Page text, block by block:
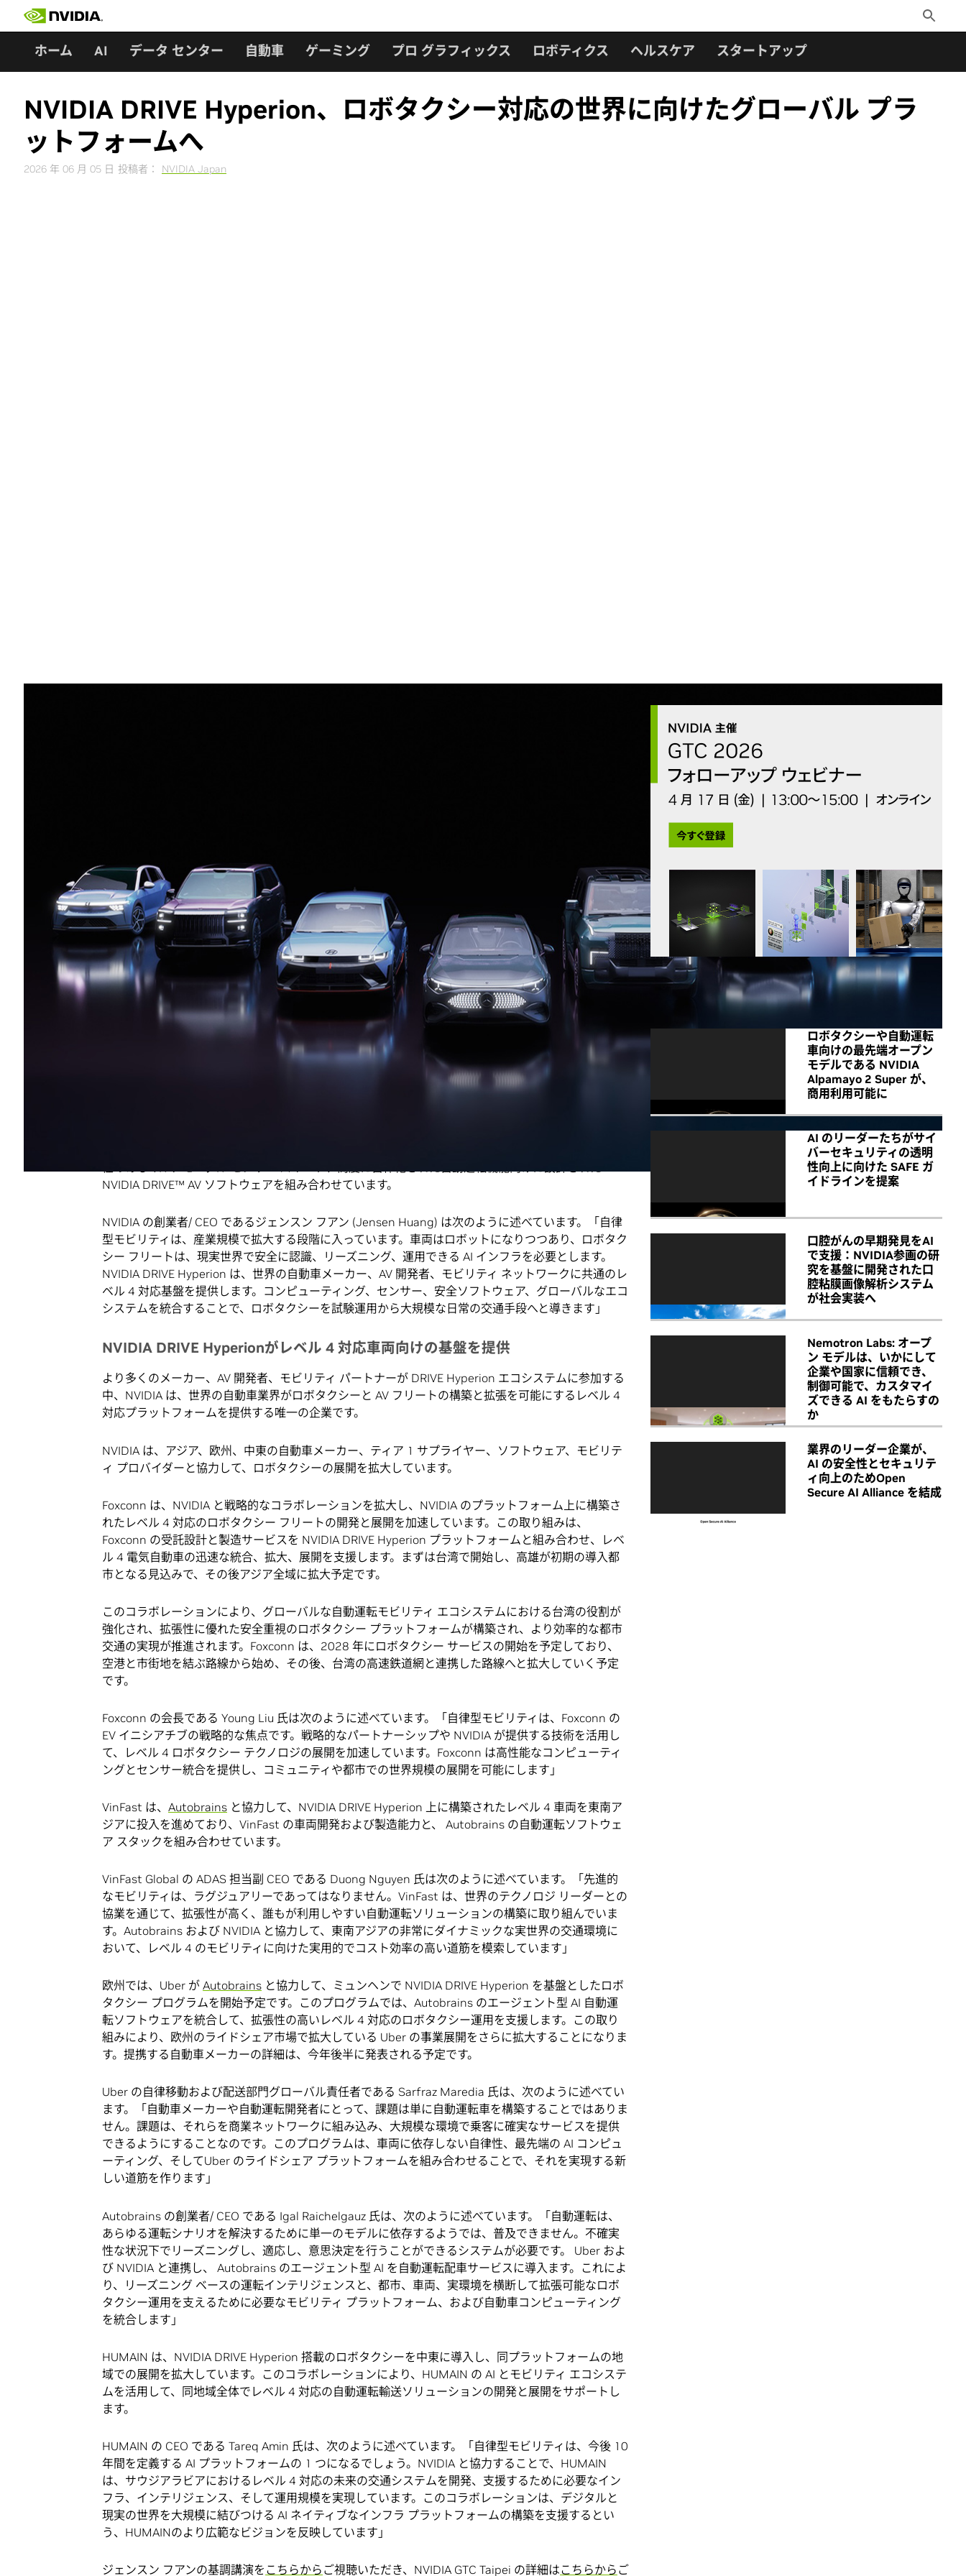
Toggle
Search
ホーム AI データ センター 自動車 ゲーミング プロ グラフィックス ロボティクス ヘルスケア スタートアップ
NVIDIA DRIVE Hyperion、ロボタクシー対応の世界に向けたグローバル プラ
ットフォームへ
2026 年 06 月 05 日 投稿者： NVIDIA Japan
VinFast がAutobrains と協力し、DRIVE Hyperion 上に構築されたレベル 4 車両の東南アジア市場
への投入を進める
Uber はDRIVE Hyperion 搭載の複数の自動運転車フリートをグローバルなライドシェア ネットワー
クに統合予定。これにはAutobrains との提携による、今年後半にミュンヘンで開始予定のロボタク
シー プログラムも含まれる
HUMAIN は、DRIVE Hyperion 搭載のロボタクシーをサウジアラビアに導入し、プラットフォーム
の世界的な展開を中東に拡大
台北、台湾 — NVIDIA GTC Taipei — 2026年6月1日— NVIDIA は本日、NVIDIA DRIVE Hyperion
ロボタクシー対応プラットフォームのエコシステムの大幅な拡大を発表しました。これにより、世界
の主要な自動車メーカー、製造業、自動運転車 (AV) ソフトウェアのエコシステム パートナーやライド
シェア モビリティ プロバイダーと連携し、レベル 4 対応のロボタクシー フリートを構築して拡大して
NVIDIA DRIVE™ AV ソフトウェアを組み合わせています。
NVIDIA の創業者/ CEO であるジェンスン フアン (Jensen Huang) は次のように述べています。「自律
型モビリティは、産業規模で拡大する段階に入っています。車両はロボットになりつつあり、ロボタク
シー フリートは、現実世界で安全に認識、リーズニング、運用できる AI インフラを必要とします。
NVIDIA DRIVE Hyperion は、世界の自動車メーカー、AV 開発者、モビリティ ネットワークに共通のレ
ベル 4 対応基盤を提供します。コンピューティング、センサー、安全ソフトウェア、グローバルなエコ
システムを統合することで、ロボタクシーを試験運用から大規模な日常の交通手段へと導きます」
NVIDIA DRIVE Hyperionがレベル 4 対応車両向けの基盤を提供
より多くのメーカー、AV 開発者、モビリティ パートナーが DRIVE Hyperion エコシステムに参加する
中、NVIDIA は、世界の自動車業界がロボタクシーと AV フリートの構築と拡張を可能にするレベル 4
対応プラットフォームを提供する唯一の企業です。
NVIDIA は、アジア、欧州、中東の自動車メーカー、ティア 1 サプライヤー、ソフトウェア、モビリテ
ィ プロバイダーと協力して、ロボタクシーの展開を拡大しています。
Foxconn は、NVIDIA と戦略的なコラボレーションを拡大し、NVIDIA のプラットフォーム上に構築さ
れたレベル 4 対応のロボタクシー フリートの開発と展開を加速しています。この取り組みは、
Foxconn の受託設計と製造サービスを NVIDIA DRIVE Hyperion プラットフォームと組み合わせ、レベ
ル 4 電気自動車の迅速な統合、拡大、展開を支援します。まずは台湾で開始し、高雄が初期の導入都
市となる見込みで、その後アジア全域に拡大予定です。
このコラボレーションにより、グローバルな自動運転モビリティ エコシステムにおける台湾の役割が
強化され、拡張性に優れた安全重視のロボタクシー プラットフォームが構築され、より効率的な都市
交通の実現が推進されます。Foxconn は、2028 年にロボタクシー サービスの開始を予定しており、
空港と市街地を結ぶ路線から始め、その後、台湾の高速鉄道網と連携した路線へと拡大していく予定
です。
Foxconn の会長である Young Liu 氏は次のように述べています。「自律型モビリティは、Foxconn の
EV イニシアチブの戦略的な焦点です。戦略的なパートナーシップや NVIDIA が提供する技術を活用し
て、レベル 4 ロボタクシー テクノロジの展開を加速しています。Foxconn は高性能なコンピューティ
ングとセンサー統合を提供し、コミュニティや都市での世界規模の展開を可能にします」
VinFast は、 Autobrains と協力して、NVIDIA DRIVE Hyperion 上に構築されたレベル 4 車両を東南ア
ジアに投入を進めており、VinFast の車両開発および製造能力と、 Autobrains の自動運転ソフトウェ
ア スタックを組み合わせています。
VinFast Global の ADAS 担当副 CEO である Duong Nguyen 氏は次のように述べています。「先進的
なモビリティは、ラグジュアリーであってはなりません。VinFast は、世界のテクノロジ リーダーとの
協業を通じて、拡張性が高く、誰もが利用しやすい自動運転ソリューションの構築に取り組んでいま
す。Autobrains および NVIDIA と協力して、東南アジアの非常にダイナミックな実世界の交通環境に
おいて、レベル 4 のモビリティに向けた実用的でコスト効率の高い道筋を模索しています」
欧州では、Uber が Autobrains と協力して、ミュンヘンで NVIDIA DRIVE Hyperion を基盤としたロボ
タクシー プログラムを開始予定です。このプログラムでは、Autobrains のエージェント型 AI 自動運
転ソフトウェアを統合して、拡張性の高いレベル 4 対応のロボタクシー運用を支援します。この取り
組みにより、欧州のライドシェア市場で拡大している Uber の事業展開をさらに拡大することになりま
す。提携する自動車メーカーの詳細は、今年後半に発表される予定です。
Uber の自律移動および配送部門グローバル責任者である Sarfraz Maredia 氏は、次のように述べてい
ます。「自動車メーカーや自動運転開発者にとって、課題は単に自動運転車を構築することではありま
せん。課題は、それらを商業ネットワークに組み込み、大規模な環境で乗客に確実なサービスを提供
できるようにすることなのです。このプログラムは、車両に依存しない自律性、最先端の AI コンピュ
ーティング、そしてUber のライドシェア プラットフォームを組み合わせることで、それを実現する新
しい道筋を作ります」
Autobrains の創業者/ CEO である Igal Raichelgauz 氏は、次のように述べています。「自動運転は、
あらゆる運転シナリオを解決するために単一のモデルに依存するようでは、普及できません。不確実
性な状況下でリーズニングし、適応し、意思決定を行うことができるシステムが必要です。 Uber およ
び NVIDIA と連携し、 Autobrains のエージェント型 AI を自動運転配車サービスに導入ます。これによ
り、リーズニング ベースの運転インテリジェンスと、都市、車両、実環境を横断して拡張可能なロボ
タクシー運用を支えるために必要なモビリティ プラットフォーム、および自動車コンピューティング
を統合します」
HUMAIN は、NVIDIA DRIVE Hyperion 搭載のロボタクシーを中東に導入し、同プラットフォームの地
域での展開を拡大しています。このコラボレーションにより、HUMAIN の AI とモビリティ エコシステ
ムを活用して、同地域全体でレベル 4 対応の自動運転輸送ソリューションの開発と展開をサポートし
ます。
HUMAIN の CEO である Tareq Amin 氏は、次のように述べています。「自律型モビリティは、今後 10
年間を定義する AI プラットフォームの 1 つになるでしょう。NVIDIA と協力することで、HUMAIN
は、サウジアラビアにおけるレベル 4 対応の未来の交通システムを開発、支援するために必要なイン
フラ、インテリジェンス、そして運用規模を実現しています。このコラボレーションは、デジタルと
現実の世界を大規模に結びつける AI ネイティブなインフラ プラットフォームの構築を支援するとい
う、HUMAINのより広範なビジョンを反映しています」
ジェンスン フアンの基調講演を こちらから ご視聴いただき、NVIDIA GTC Taipei の詳細はこちらから ご
All NVIDIA News
ロボタクシーや自動運転
車向けの最先端オープン
モデルである NVIDIA
Alpamayo 2 Super が、
商用利用可能に
AI のリーダーたちがサイ
バーセキュリティの透明
性向上に向けた SAFE ガ
イドラインを提案
口腔がんの早期発見をAI
で支援：NVIDIA参画の研
究を基盤に開発された口
腔粘膜画像解析システム
が社会実装へ
Nemotron Labs: オープ
ン モデルは、いかにして
企業や国家に信頼でき、
制御可能で、カスタマイ
ズできる AI をもたらすの
か
業界のリーダー企業が、
AI の安全性とセキュリテ
ィ向上のためOpen
Secure AI Alliance を結成